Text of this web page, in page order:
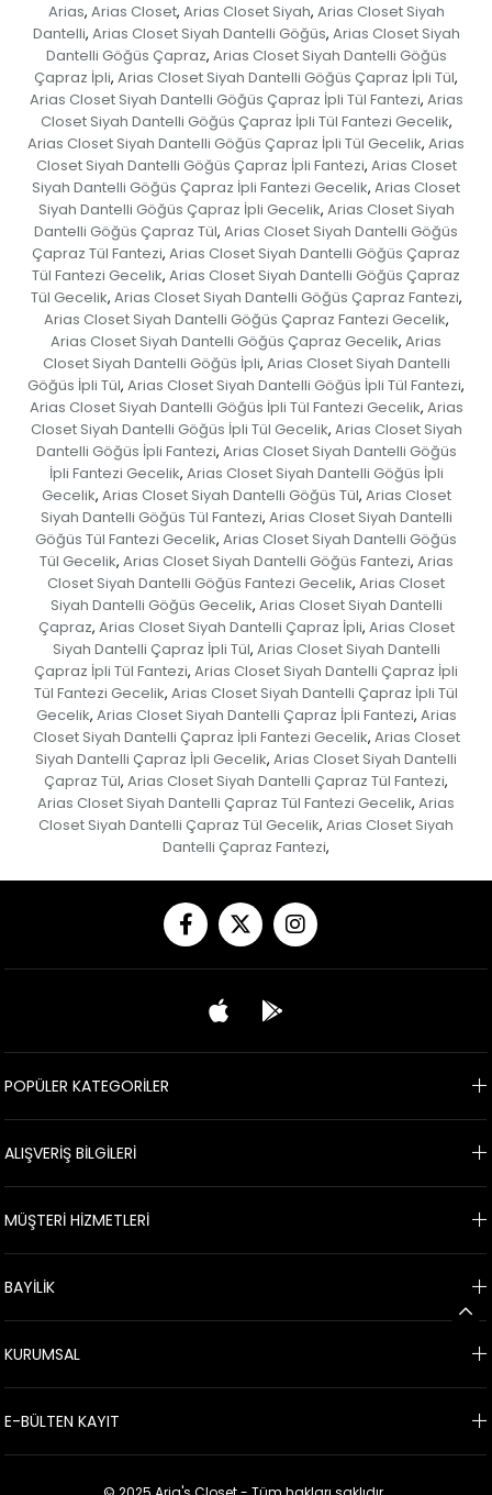
Arias, Arias Closet, Arias Closet Siyah, Arias Closet Siyah
Dantelli, Arias Closet Siyah Dantelli Göğüs, Arias Closet Siyah
Dantelli Göğüs Çapraz, Arias Closet Siyah Dantelli Göğüs
Çapraz İpli, Arias Closet Siyah Dantelli Göğüs Çapraz İpli Tül,
Arias Closet Siyah Dantelli Göğüs Çapraz İpli Tül Fantezi, Arias
Closet Siyah Dantelli Göğüs Çapraz İpli Tül Fantezi Gecelik,
Arias Closet Siyah Dantelli Göğüs Çapraz İpli Tül Gecelik, Arias
Closet Siyah Dantelli Göğüs Çapraz İpli Fantezi, Arias Closet
Siyah Dantelli Göğüs Çapraz İpli Fantezi Gecelik, Arias Closet
Siyah Dantelli Göğüs Çapraz İpli Gecelik, Arias Closet Siyah
Dantelli Göğüs Çapraz Tül, Arias Closet Siyah Dantelli Göğüs
Çapraz Tül Fantezi, Arias Closet Siyah Dantelli Göğüs Çapraz
Tül Fantezi Gecelik, Arias Closet Siyah Dantelli Göğüs Çapraz
Tül Gecelik, Arias Closet Siyah Dantelli Göğüs Çapraz Fantezi,
Arias Closet Siyah Dantelli Göğüs Çapraz Fantezi Gecelik,
Arias Closet Siyah Dantelli Göğüs Çapraz Gecelik, Arias
Closet Siyah Dantelli Göğüs İpli, Arias Closet Siyah Dantelli
Göğüs İpli Tül, Arias Closet Siyah Dantelli Göğüs İpli Tül Fantezi,
Arias Closet Siyah Dantelli Göğüs İpli Tül Fantezi Gecelik, Arias
Closet Siyah Dantelli Göğüs İpli Tül Gecelik, Arias Closet Siyah
Dantelli Göğüs İpli Fantezi, Arias Closet Siyah Dantelli Göğüs
İpli Fantezi Gecelik, Arias Closet Siyah Dantelli Göğüs İpli
Gecelik, Arias Closet Siyah Dantelli Göğüs Tül, Arias Closet
Siyah Dantelli Göğüs Tül Fantezi, Arias Closet Siyah Dantelli
Göğüs Tül Fantezi Gecelik, Arias Closet Siyah Dantelli Göğüs
Tül Gecelik, Arias Closet Siyah Dantelli Göğüs Fantezi, Arias
Closet Siyah Dantelli Göğüs Fantezi Gecelik, Arias Closet
Siyah Dantelli Göğüs Gecelik, Arias Closet Siyah Dantelli
Çapraz, Arias Closet Siyah Dantelli Çapraz İpli, Arias Closet
Siyah Dantelli Çapraz İpli Tül, Arias Closet Siyah Dantelli
Çapraz İpli Tül Fantezi, Arias Closet Siyah Dantelli Çapraz İpli
Tül Fantezi Gecelik, Arias Closet Siyah Dantelli Çapraz İpli Tül
Gecelik, Arias Closet Siyah Dantelli Çapraz İpli Fantezi, Arias
Closet Siyah Dantelli Çapraz İpli Fantezi Gecelik, Arias Closet
Siyah Dantelli Çapraz İpli Gecelik, Arias Closet Siyah Dantelli
Çapraz Tül, Arias Closet Siyah Dantelli Çapraz Tül Fantezi,
Arias Closet Siyah Dantelli Çapraz Tül Fantezi Gecelik, Arias
Closet Siyah Dantelli Çapraz Tül Gecelik, Arias Closet Siyah
Dantelli Çapraz Fantezi,
POPÜLER KATEGORİLER
ALIŞVERİŞ BİLGİLERİ
MÜŞTERİ HİZMETLERİ
BAYİLİK
KURUMSAL
E-BÜLTEN KAYIT